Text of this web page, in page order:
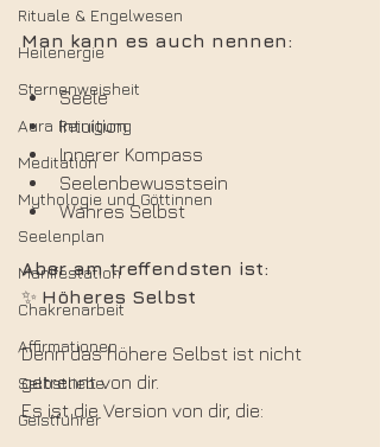
Rituale & Engelwesen
Heilenergie
Sternenweisheit
Aura Reinigung
Meditation
Mythologie und Göttinnen
Seelenplan
Manifestation
Chakrenarbeit
Affirmationen
Selbstliebe
Geistführer
Man kann es auch nennen:
Seele
Intuition
Innerer Kompass
Seelenbewusstsein
Wahres Selbst
Aber am treffendsten ist:
✨ Höheres Selbst
Denn das höhere Selbst ist nicht
getrennt von dir.
Es ist die Version von dir, die: